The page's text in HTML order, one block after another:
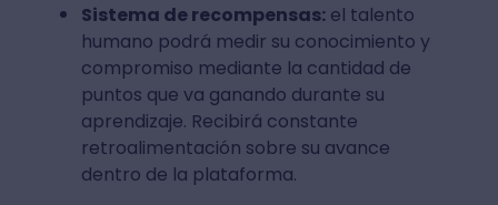
Sistema de recompensas:el talento
humano podrá medir su conocimiento y
compromiso mediante la cantidad de
puntos que va ganando durante su
aprendizaje. Recibirá constante
retroalimentación sobre su avance
dentro de la plataforma.